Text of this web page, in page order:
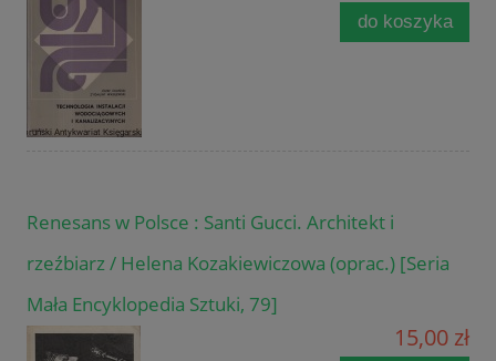
do koszyka
Renesans w Polsce : Santi Gucci. Architekt i
rzeźbiarz / Helena Kozakiewiczowa (oprac.) [Seria
Mała Encyklopedia Sztuki, 79]
15,00 zł